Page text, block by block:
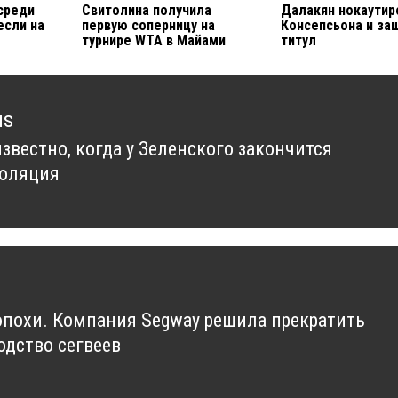
на
Свитолина получила
первую соперницу на
турнире WTA в Майами
Далакян
Консепсьона и
титул
когда у Зеленского закончится
Компания Segway решила прекратить
сегвеев